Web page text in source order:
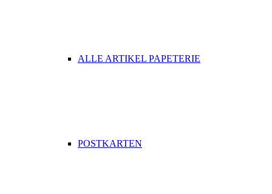
ALLE ARTIKEL PAPETERIE
POSTKARTEN